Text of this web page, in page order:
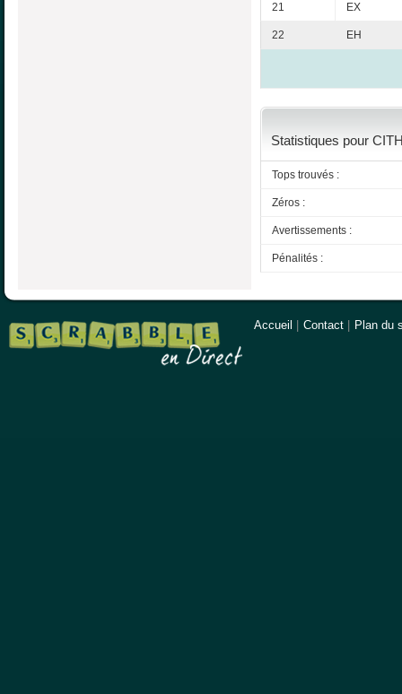
21 EX
22 EH
Statistiques pour
Tops trouvés :
Zéros :
Avertissements :
Pénalités :
Accueil Contact Plan du